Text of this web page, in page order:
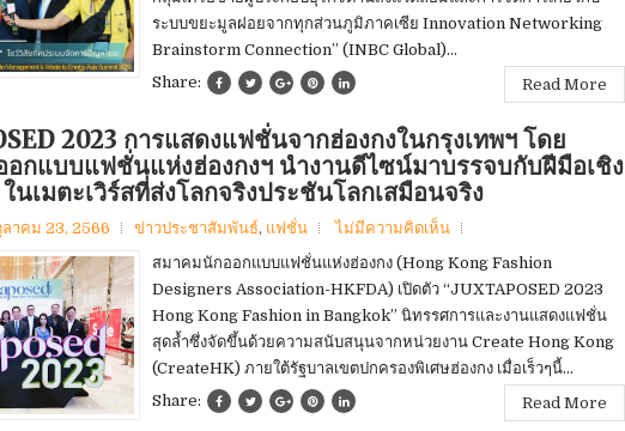
ระบบขยะมูลฝอยจากทุกส่วนภูมิภาคเซีย Innovation Networking
Brainstorm Connection” (INBC Global)...
Share:
Read More
2023 การแสดงแฟชั่นจากฮ่องกงในกรุงเทพฯ โดย
กแบบแฟชั่นแห่งฮ่องกงฯ นำงานดีไซน์มาบรรจบกับฝีมือเชิง
นเมตะเวิร์สที่ส่งโลกจริงประชันโลกเสมือนจริง
ลาคม 23, 2566 ข่าวประชาสัมพันธ์, แฟชั่น
ไม่มีความคิดเห็น
สมาคมนักออกแบบแฟชั่นแห่งฮ่องกง (Hong Kong Fashion
Designers Association-HKFDA) เปิดตัว “JUXTAPOSED 2023
Hong Kong Fashion in Bangkok” นิทรรศการและงานแสดงแฟชั่น
สุดล้ำซึ่งจัดขึ้นด้วยความสนับสนุนจากหน่วยงาน Create Hong Kong
(CreateHK) ภายใต้รัฐบาลเขตปกครองพิเศษฮ่องกง เมื่อเร็วๆนี้...
Share:
Read More